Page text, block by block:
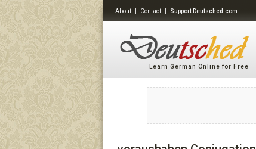
About| Contact| Support Deutsched.com
Learn German Online for Free